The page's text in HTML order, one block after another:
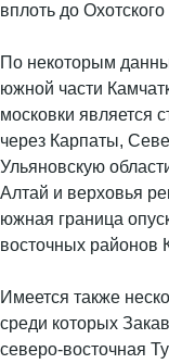
вплоть до
По некоторым
южной части
московки является
через Карпаты,
Ульяновскую
Алтай и верховья
южная граница
восточных районов
Имеется также
среди которых
северо-восточная